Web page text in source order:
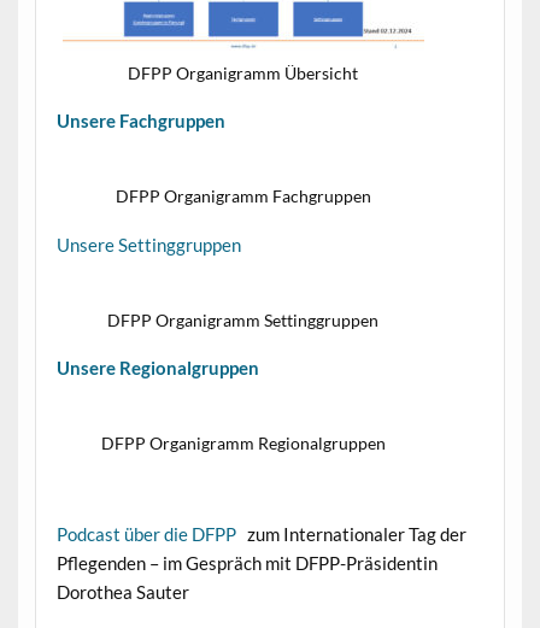
DFPP Organigramm Übersicht
Unsere Fachgruppen
DFPP Organigramm Fachgruppen
Unsere Settinggruppen
DFPP Organigramm Settinggruppen
Unsere Regionalgruppen
DFPP Organigramm Regionalgruppen
Podcast über die DFPP zum Internationaler Tag der
Pflegenden – im Gespräch mit DFPP-Präsidentin
Dorothea Sauter